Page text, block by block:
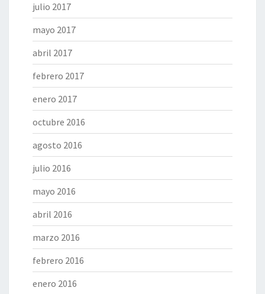
julio 2017
mayo 2017
abril 2017
febrero 2017
enero 2017
octubre 2016
agosto 2016
julio 2016
mayo 2016
abril 2016
marzo 2016
febrero 2016
enero 2016